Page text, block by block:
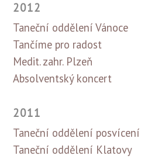
2012
Taneční oddělení Vánoce
Tančíme pro radost
Medit. zahr. Plzeň
Absolventský koncert
2011
Taneční oddělení posvícení
Taneční oddělení Klatovy